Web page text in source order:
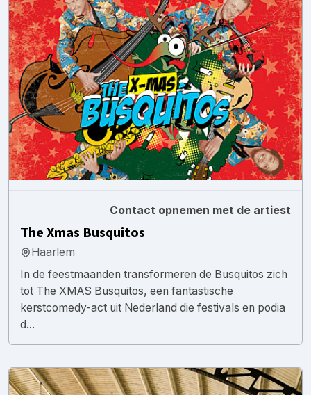
Contact opnemen met de artiest
The Xmas Busquitos
Haarlem
In de feestmaanden transformeren de Busquitos zich
tot The XMAS Busquitos, een fantastische
kerstcomedy-act uit Nederland die festivals en podia
d...